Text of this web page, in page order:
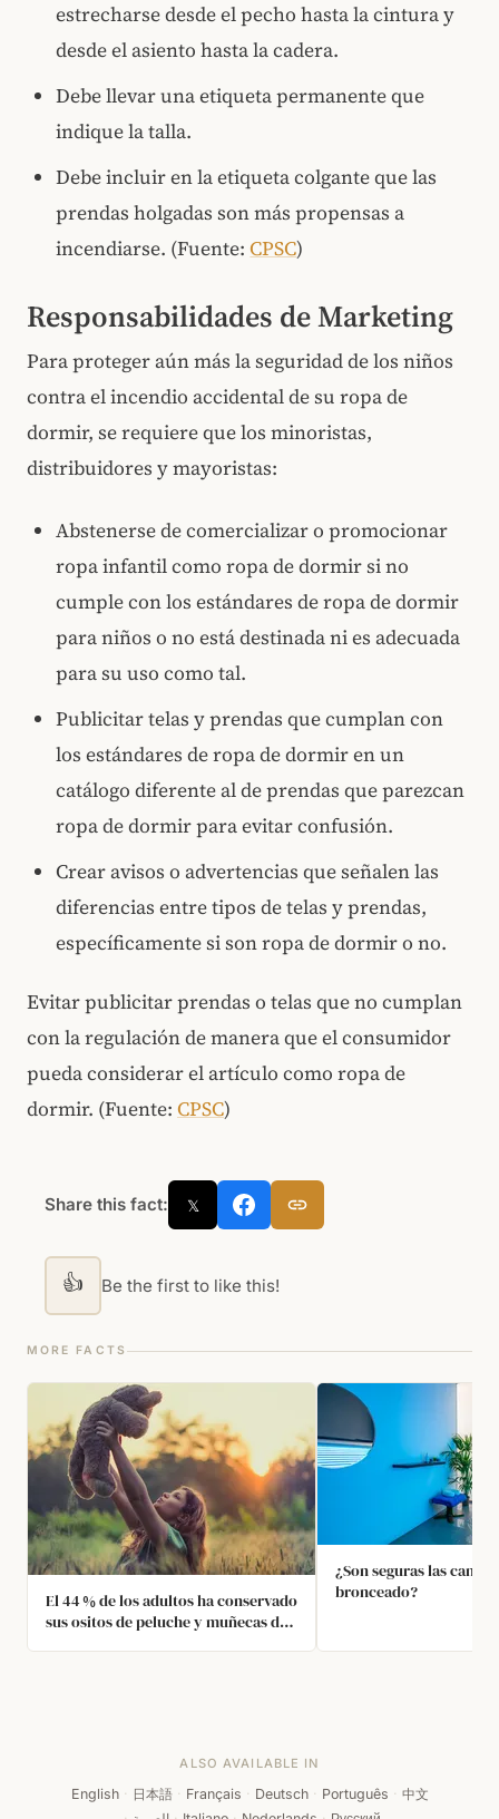
estrecharse desde el pecho hasta la cintura y
desde el asiento hasta la cadera.
Debe llevar una etiqueta permanente que
indique la talla.
Debe incluir en la etiqueta colgante que las
prendas holgadas son más propensas a
incendiarse. (Fuente:CPSC)
Responsabilidades de Marketing
Para proteger aún más la seguridad de los niños
contra el incendio accidental de su ropa de
dormir, se requiere que los minoristas,
distribuidores y mayoristas:
Abstenerse de comercializar o promocionar
ropa infantil como ropa de dormir si no
cumple con los estándares de ropa de dormir
para niños o no está destinada ni es adecuada
para su uso como tal.
Publicitar telas y prendas que cumplan con
los estándares de ropa de dormir en un
catálogo diferente al de prendas que parezcan
ropa de dormir para evitar confusión.
Crear avisos o advertencias que señalen las
diferencias entre tipos de telas y prendas,
específicamente si son ropa de dormir o no.
Evitar publicitar prendas o telas que no cumplan
con la regulación de manera que el consumidor
pueda considerar el artículo como ropa de
dormir. (Fuente: CPSC)
Share this fact: 𝕏
👍 Be the first to like this!
MORE FACTS
El 44 % de los adultos ha conservado
sus ositos de peluche y muñecas de
¿Son seguras las camas
bronceado?
ALSO AVAILABLE IN
English · 日本語 · Français · Deutsch · Português · 中文